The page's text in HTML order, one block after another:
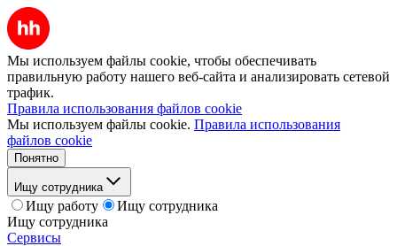
Мы используем файлы cookie, чтобы обеспечивать
правильную работу нашего веб-сайта и анализировать сетевой
трафик.
Правила использования файлов cookie
Мы используем файлы cookie. Правила использования
файлов cookie
Понятно
Ищу сотрудника
Ищу работу
Ищу сотрудника
Ищу сотрудника
Сервисы